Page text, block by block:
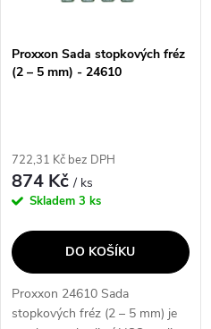
Proxxon Sada stopkových fréz
(2 – 5 mm) - 24610
722,31 Kč bez DPH
874 Kč/ ks
Skladem 3 ks
DO KOŠÍKU
Proxxon 24610 Sada
stopkových fréz (2 – 5 mm) je